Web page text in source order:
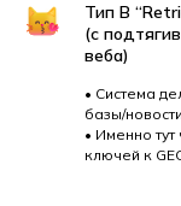
Тип B
(с
веба)
• Система
базы/
• Именно
ключей к